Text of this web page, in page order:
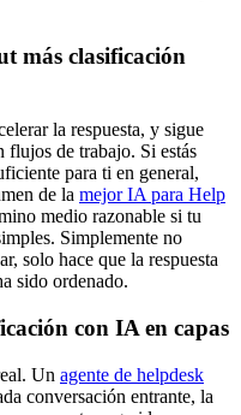
más clasificación
la respuesta, y sigue
flujos de trabajo. Si estás
para ti en general,
de la mejor IA para Help
medio razonable si tu
Simplemente no
solo hace que la respuesta
sido ordenado.
con IA en capas
Un agente de helpdesk
conversación entrante, la